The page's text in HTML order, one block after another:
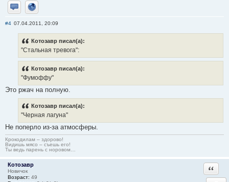
Отправить личное сообщение
Сайт
#4 07.04.2011, 20:09
Котозавр писал(а):
"Стальная тревога":
Котозавр писал(а):
"Фумоффу"
Это ржач на полную.
Котозавр писал(а):
"Черная лагуна"
Не поперло из-за атмосферы.
Крокодилам – здорово!
Видишь мясо – съешь его!
Ты ведь парень с норовом…
Котозавр
Новичок
Возраст: 49